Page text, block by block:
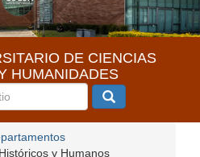
DE CIENCIAS
HUMANIDADES
y Humanos